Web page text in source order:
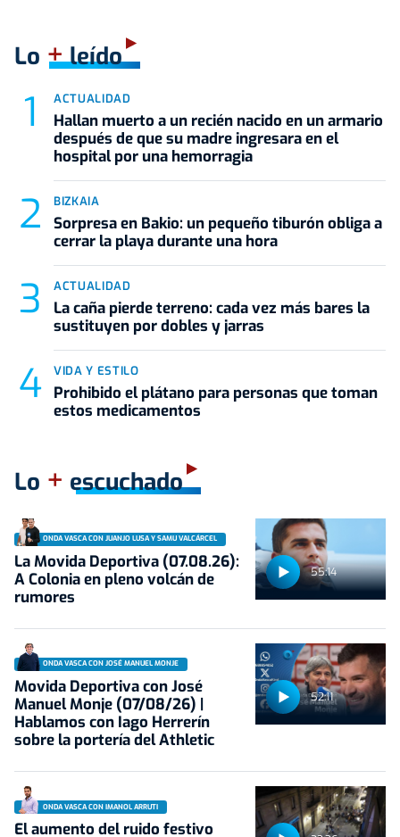
Lo +leído
ACTUALIDAD
Hallan muerto a un recién nacido en un armario
después de que su madre ingresara en el
hospital por una hemorragia
BIZKAIA
Sorpresa en Bakio: un pequeño tiburón obliga a
cerrar la playa durante una hora
ACTUALIDAD
La caña pierde terreno: cada vez más bares la
sustituyen por dobles y jarras
VIDA Y ESTILO
Prohibido el plátano para personas que toman
estos medicamentos
Lo + escuchado
55:14
ONDA VASCA CON JUANJO LUSA Y SAMU VALCÁRCEL
La Movida Deportiva (07.08.26):
A Colonia en pleno volcán de
rumores
52:11
ONDA VASCA CON JOSÉ MANUEL MONJE
Movida Deportiva con José
Manuel Monje (07/08/26) |
Hablamos con Iago Herrerín
sobre la portería del Athletic
ONDA VASCA CON IMANOL ARRUTI
El aumento del ruido festivo